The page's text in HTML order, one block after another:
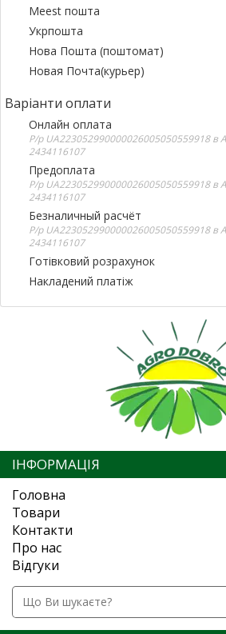
Meest пошта
Укрпошта
Нова Пошта (поштомат)
Новая Почта(курьер)
Варіанти оплати
Онлайн оплата
Р/р UA223052990000026005050559918
2434116107
Предоплата
Р/р UA223052990000026005050559918
2434116107
Безналичный расчёт
Р/р UA223052990000026005050559918
2434116107
Готівковий розрахунок
Накладений платіж
ІНФОРМАЦІЯ
Головна
Товари
Контакти
Про нас
Відгуки